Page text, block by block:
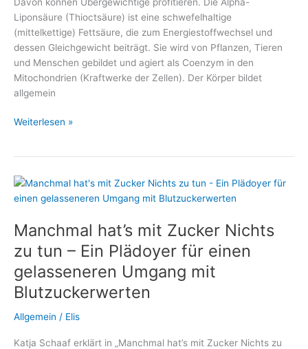
Liponsäure (Thioctsäure) ist eine schwefelhaltige
(mittelkettige) Fettsäure, die zum Energiestoffwechsel und
dessen Gleichgewicht beiträgt. Sie wird von Pflanzen, Tieren
und Menschen gebildet und agiert als Coenzym in den
Mitochondrien (Kraftwerke der Zellen). Der Körper bildet
allgemein
Alpha-
Abbau
von
Weiterlesen »
Manchmal hat’s mit Zucker Nichts
zu tun – Ein Plädoyer für einen
gelasseneren Umgang mit
Blutzuckerwerten
Allgemein / Elis
Katja Schaaf erklärt in „Manchmal hat’s mit Zucker Nichts zu